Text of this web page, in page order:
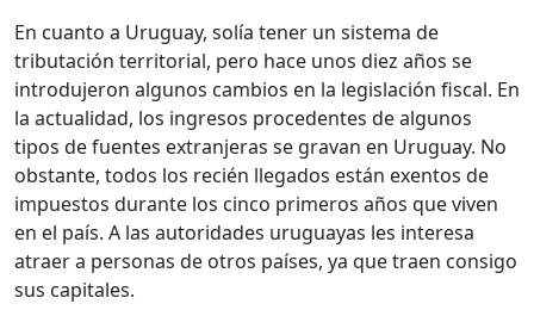
En cuanto a Uruguay, solía tener un sistema de
tributación territorial, pero hace unos diez años se
introdujeron algunos cambios en la legislación fiscal. En
la actualidad, los ingresos procedentes de algunos
tipos de fuentes extranjeras se gravan en Uruguay. No
obstante, todos los recién llegados están exentos de
impuestos durante los cinco primeros años que viven
en el país. A las autoridades uruguayas les interesa
atraer a personas de otros países, ya que traen consigo
sus capitales.